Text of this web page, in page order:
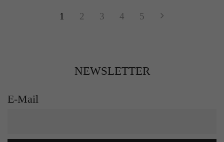
1 2 3 4 5
NEWSLETTER
E-Mail